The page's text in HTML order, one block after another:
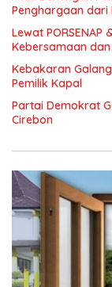
Penghargaan dari
Lewat
Kebersamaan
Kebakaran
Pemilik Kapal
Partai Demokrat
Cirebon